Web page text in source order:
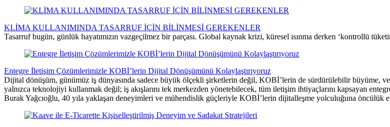
KLİMA KULLANIMINDA TASARRUF İÇİN BİLİNMESİ GEREKENLER
Tasarruf bugün, günlük hayatımızın vazgeçilmez bir parçası. Global kaynak krizi, küresel ısınma derken ‘kontrollü
Entegre İletişim Çözümlerimizle KOBİ’lerin Dijital Dönüşümünü Kolaylaştırıyoruz
Dijital dönüşüm, günümüz iş dünyasında sadece büyük ölçekli şirketlerin değil, KOBİ’lerin de sürdürülebilir büyüme,
yalnızca teknolojiyi kullanmak değil; iş akışlarını tek merkezden yönetebilecek, tüm iletişim ihtiyaçlarını kapsayan
Burak Yağcıoğlu, 40 yıla yaklaşan deneyimleri ve mühendislik güçleriyle KOBİ’lerin dijitalleşme yolculuğuna öncülük